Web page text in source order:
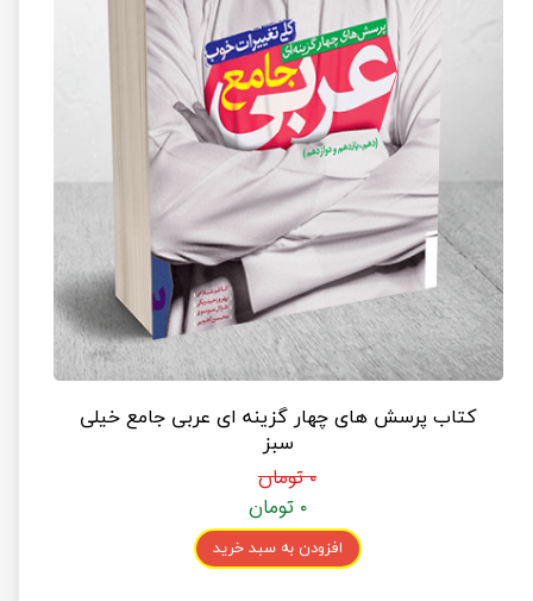
کتاب پرسش های چهار گزینه ای عربی جامع خیلی
سبز
۰ تومان
۰ تومان
افزودن به سبد خرید